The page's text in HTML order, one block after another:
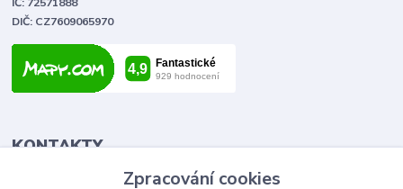
IČ: 72571888
DIČ: CZ7609065970
KONTAKTY
Zpracování cookies